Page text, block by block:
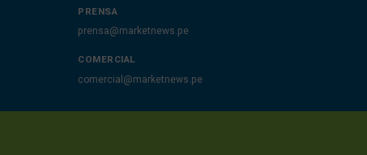
PRENSA
prensa@marketnews.pe
COMERCIAL
comercial@marketnews.pe